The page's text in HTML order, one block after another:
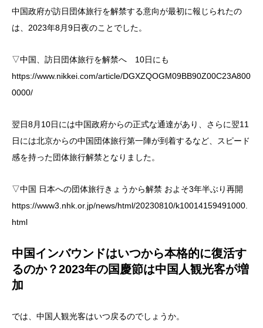
中国政府が訪日団体旅行を解禁する意向が最初に報じられたの
は、2023年8月9日夜のことでした。
▽中国、訪日団体旅行を解禁へ 10日にも
https://www.nikkei.com/article/DGXZQOGM09BB90Z00C23A800
0000/
翌日8月10日には中国政府からの正式な通達があり、さらに翌11
日には北京からの中国団体旅行第一陣が到着するなど、スピード
感を持った団体旅行解禁となりました。
▽中国 日本への団体旅行きょうから解禁 およそ3年半ぶり再開
https://www3.nhk.or.jp/news/html/20230810/k10014159491000.
html
中国インバウンドはいつから本格的に復活す
るのか？2023年の国慶節は中国人観光客が増
加
では、中国人観光客はいつ戻るのでしょうか。